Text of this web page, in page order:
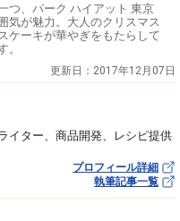
つ、パーク ハイアット 東京
気が魅力。大人のクリスマス
ケーキが華やぎをもたらして
。
更新日： 2017年12月07日
イター、商品開発、レシピ提供
プロフィール詳細
執筆記事一覧